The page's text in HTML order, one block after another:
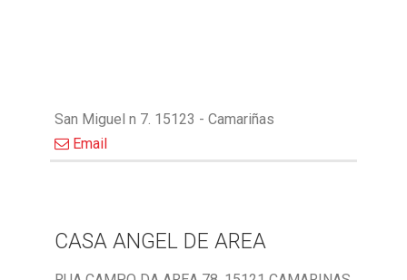
San Miguel n 7. 15123 - Camariñas
Email
CASA ANGEL DE AREA